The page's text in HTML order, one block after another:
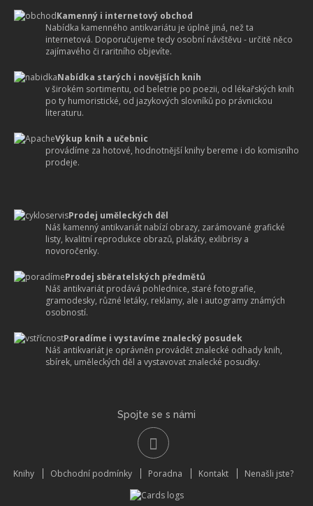
Kamenný i internetový obchod
Nabídka kamenného antikvariátu je úplně jiná, než ta
internetová. Doporučujeme tedy osobní návštěvu - určitě něco
zajímavého či raritního objevíte.
Nabídka starých i novějších knih
v širokém sortimentu, od beletrie po poezii, od lékařských knih
po ty humoristické, od jazykových slovníků po právnickou
literaturu.
Výkup knih a učebnic
provádíme za hotové, hodnotnější knihy bereme i do komisního
prodeje.
Prodej uměleckých děl
Náš kamenný antikvariát nabízí obrazy, zarámované grafické
listy, kvalitní reprodukce obrazů, plakáty, exlibrisy a
novoročenky.
Prodej sběratelských předmětů
Náš antikvariát prodává pohlednice, staré fotografie,
gramodesky, různé letáky, reklamy, ale i autogramy známých
osobností.
Poradíme i vystavíme znalecký posudek
Náš antikvariát je oprávněn provádět znalecké odhady knih,
sbírek, uměleckých děl a vystavovat znalecké posudky.
Spojte se s námi
Knihy Obchodní podmínky Poradna Kontakt Nenašli jste?